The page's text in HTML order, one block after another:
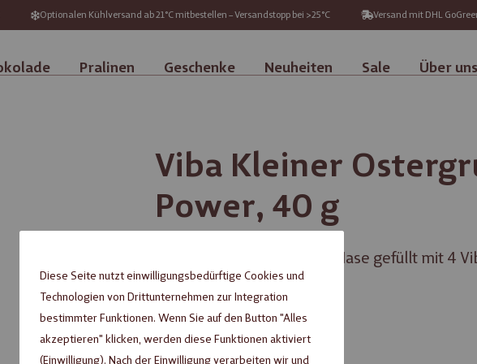
Optionalen Kühlversand ab 21°C mitbestellen – Versandstopp bei >25°C Versand mit DHL
Pralinen Geschenke Neuheiten Sale Über uns
Viba Kleiner
Power, 40 g
Oster-Geschenkpackung Hase gefüllt mit 4
inkl. MwSt. zzgl. Versandkosten
Diese Seite nutzt einwilligungsbedürftige Cookies und
Technologien von Drittunternehmen zur Integration
bestimmter Funktionen. Wenn Sie auf den Button "Alles
akzeptieren" klicken, werden diese Funktionen aktiviert
(Einwilligung). Nach der Einwilligung verarbeiten wir und